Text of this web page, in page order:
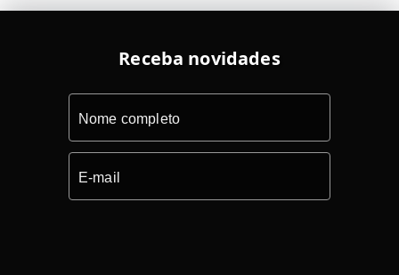
Receba novidades